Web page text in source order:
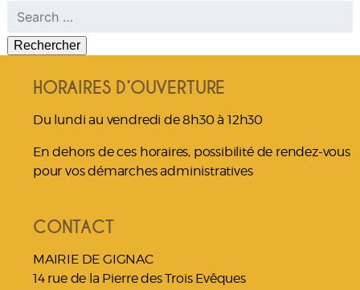
Rechercher :
HORAIRES D’OUVERTURE
Du lundi au vendredi de 8h30 à 12h30
En dehors de ces horaires, possibilité de rendez-vous
pour vos démarches administratives
CONTACT
MAIRIE DE GIGNAC
14 rue de la Pierre des Trois Evêques